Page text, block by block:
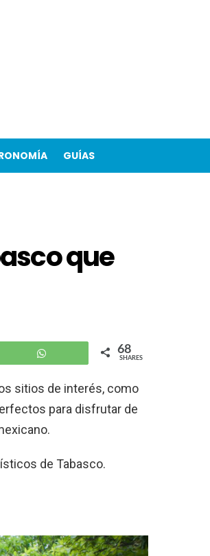
GUÍAS
que
WhatsApp 68
SHARES
sitios de interés, como
para disfrutar de
de Tabasco.